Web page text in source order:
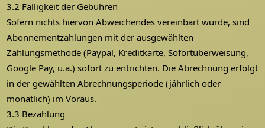
3.2 Fälligkeit der Gebühren
Sofern nichts hiervon Abweichendes vereinbart wurde, sind
Abonnementzahlungen mit der ausgewählten
Zahlungsmethode (Paypal, Kreditkarte, Sofortüberweisung,
Google Pay, u.a.) sofort zu entrichten. Die Abrechnung erfolgt
in der gewählten Abrechnungsperiode (jährlich oder
monatlich) im Voraus.
3.3 Bezahlung